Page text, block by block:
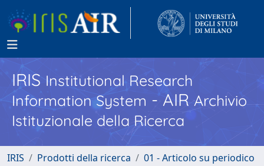
IRISInstitutional Research
Information System - AIR Archivio
Istituzionale della Ricerca
IRIS Prodotti della ricerca 01 - Articolo su periodico